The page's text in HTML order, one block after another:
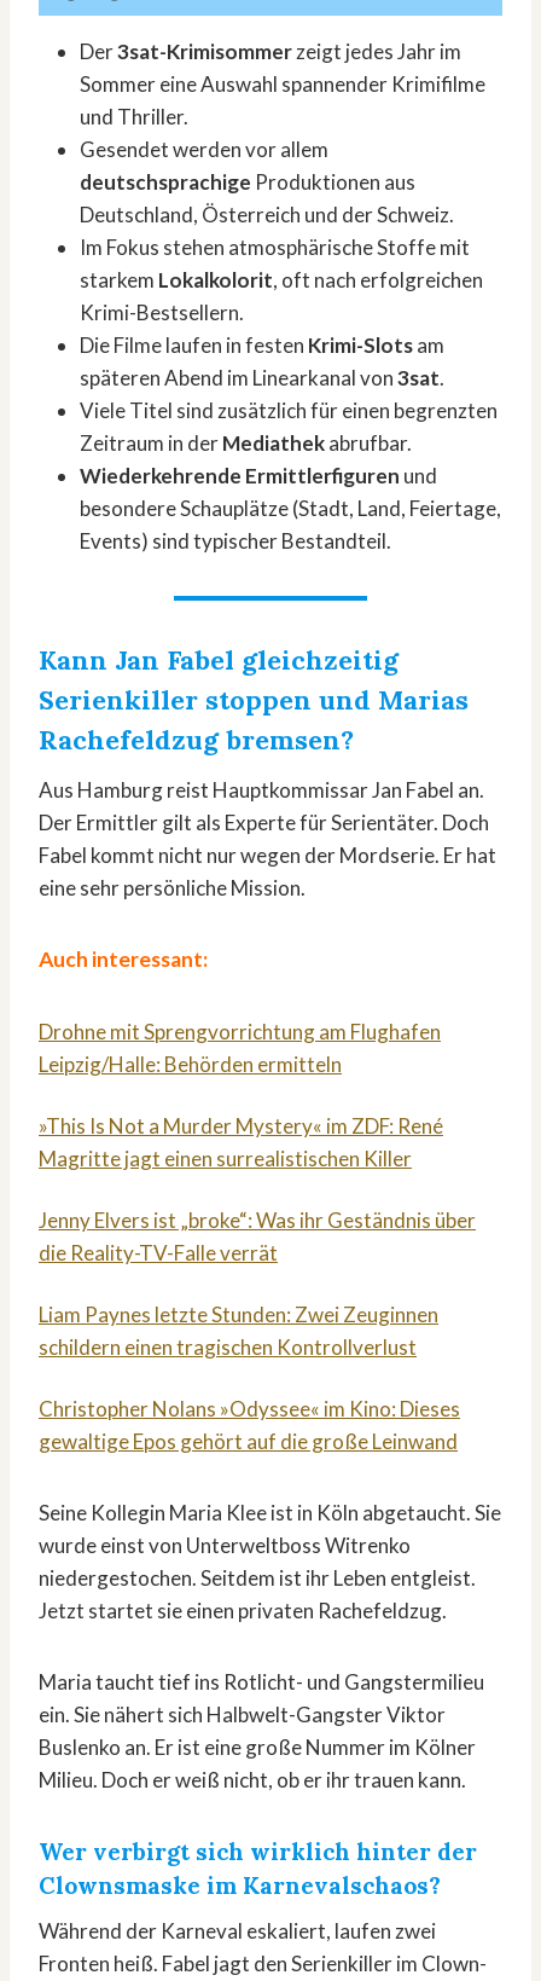
Der3sat-Krimisommerzeigt jedes Jahr im
Sommer eine Auswahl spannender Krimifilme
und Thriller.
Gesendet werden vor allem
deutschsprachige Produktionen aus
Deutschland, Österreich und der Schweiz.
Im Fokus stehen atmosphärische Stoffe mit
starkem Lokalkolorit, oft nach erfolgreichen
Krimi-Bestsellern.
Die Filme laufen in festen Krimi-Slotsam
späteren Abend im Linearkanal von3sat.
Viele Titel sind zusätzlich für einen begrenzten
Zeitraum in derMediathekabrufbar.
Wiederkehrende Ermittlerfiguren und
besondere Schauplätze (Stadt, Land, Feiertage,
Events) sind typischer Bestandteil.
Kann Jan Fabel gleichzeitig
Serienkiller stoppen und Marias
Rachefeldzug bremsen?
Aus Hamburg reist Hauptkommissar Jan Fabel an.
Der Ermittler gilt als Experte für Serientäter. Doch
Fabel kommt nicht nur wegen der Mordserie. Er hat
eine sehr persönliche Mission.
Auch interessant:
Drohne mit Sprengvorrichtung am Flughafen
Leipzig/Halle: Behörden ermitteln
»This Is Not a Murder Mystery« im ZDF: René
Magritte jagt einen surrealistischen Killer
Jenny Elvers ist „broke“: Was ihr Geständnis über
die Reality-TV-Falle verrät
Liam Paynes letzte Stunden: Zwei Zeuginnen
schildern einen tragischen Kontrollverlust
Christopher Nolans »Odyssee« im Kino: Dieses
gewaltige Epos gehört auf die große Leinwand
Seine Kollegin Maria Klee ist in Köln abgetaucht. Sie
wurde einst von Unterweltboss Witrenko
niedergestochen. Seitdem ist ihr Leben entgleist.
Jetzt startet sie einen privaten Rachefeldzug.
Maria taucht tief ins Rotlicht- und Gangstermilieu
ein. Sie nähert sich Halbwelt-Gangster Viktor
Buslenko an. Er ist eine große Nummer im Kölner
Milieu. Doch er weiß nicht, ob er ihr trauen kann.
Wer verbirgt sich wirklich hinter der
Clownsmaske im Karnevalschaos?
Während der Karneval eskaliert, laufen zwei
Fronten heiß. Fabel jagt den Serienkiller im Clown-